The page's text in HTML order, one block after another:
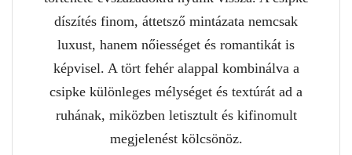
díszítés finom, áttetsző mintázata nemcsak
luxust, hanem nőiességet és romantikát is
képvisel. A tört fehér alappal kombinálva a
csipke különleges mélységet és textúrát ad a
ruhának, miközben letisztult és kifinomult
megjelenést kölcsönöz.